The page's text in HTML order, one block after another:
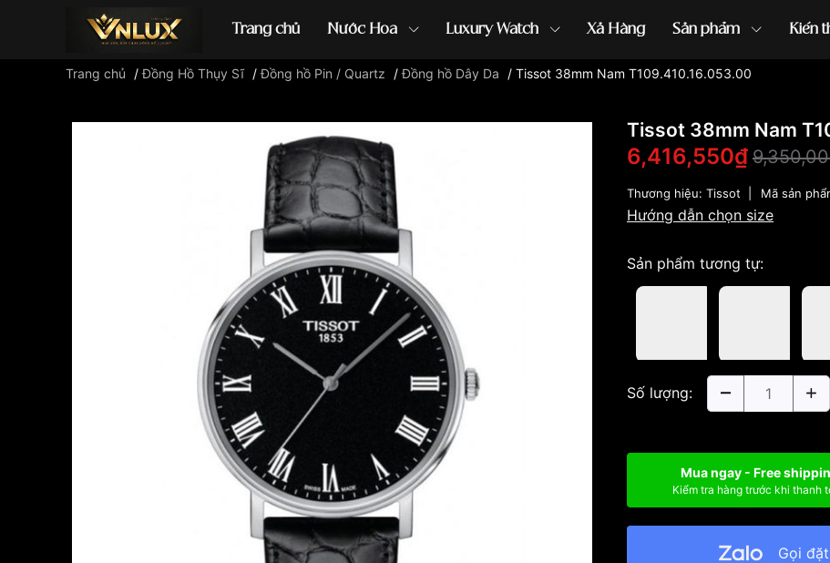
Trang chủ Nước Hoa Luxury Watch Xả Hàng Sản phẩm Kiến
Đồng hồ casio đồng hồ G-Shock đồng hồ Orient ...
Trang chủ /Đồng Hồ Thụy Sĩ /Đồng hồ Pin / Quartz /Đồng hồ Dây Da / Tissot 38mm Nam T109.410.16.053.00
Tissot 38mm Nam
6,416,550₫
Thương hiệu: Tissot Mã sản
Hướng dẫn chọn size
Sản phẩm tương tự:
Số lượng:
Mua ngay - Free
Kiểm tra hàng trước khi thanh
Gọi